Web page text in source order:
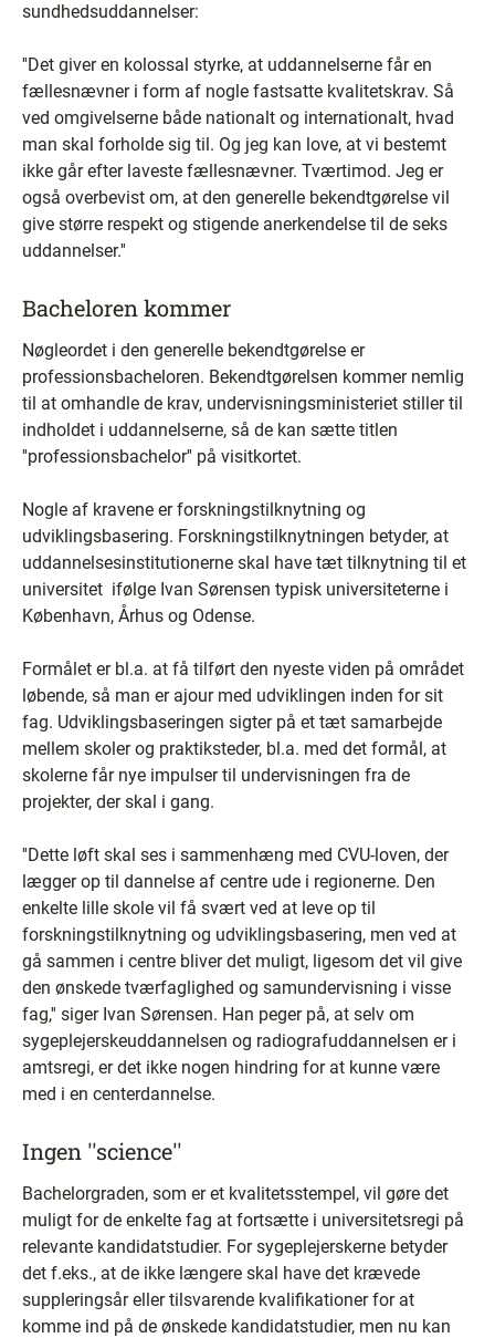
sundhedsuddannelser:
''Det giver en kolossal styrke, at uddannelserne får en
fællesnævner i form af nogle fastsatte kvalitetskrav. Så
ved omgivelserne både nationalt og internationalt, hvad
man skal forholde sig til. Og jeg kan love, at vi bestemt
ikke går efter laveste fællesnævner. Tværtimod. Jeg er
også overbevist om, at den generelle bekendtgørelse vil
give større respekt og stigende anerkendelse til de seks
uddannelser.''
Bacheloren kommer
Nøgleordet i den generelle bekendtgørelse er
professionsbacheloren. Bekendtgørelsen kommer nemlig
til at omhandle de krav, undervisningsministeriet stiller til
indholdet i uddannelserne, så de kan sætte titlen
''professionsbachelor'' på visitkortet.
Nogle af kravene er forskningstilknytning og
udviklingsbasering. Forskningstilknytningen betyder, at
uddannelsesinstitutionerne skal have tæt tilknytning til et
universitet ­ ifølge Ivan Sørensen typisk universiteterne i
København, Århus og Odense.
Formålet er bl.a. at få tilført den nyeste viden på området
løbende, så man er ajour med udviklingen inden for sit
fag. Udviklingsbaseringen sigter på et tæt samarbejde
mellem skoler og praktiksteder, bl.a. med det formål, at
skolerne får nye impulser til undervisningen fra de
projekter, der skal i gang.
''Dette løft skal ses i sammenhæng med CVU-loven, der
lægger op til dannelse af centre ude i regionerne. Den
enkelte lille skole vil få svært ved at leve op til
forskningstilknytning og udviklingsbasering, men ved at
gå sammen i centre bliver det muligt, ligesom det vil give
den ønskede tværfaglighed og samundervisning i visse
fag,'' siger Ivan Sørensen. Han peger på, at selv om
sygeplejerskeuddannelsen og radiografuddannelsen er i
amtsregi, er det ikke nogen hindring for at kunne være
med i en centerdannelse.
Ingen ''science''
Bachelorgraden, som er et kvalitetsstempel, vil gøre det
muligt for de enkelte fag at fortsætte i universitetsregi på
relevante kandidatstudier. For sygeplejerskerne betyder
det f.eks., at de ikke længere skal have det krævede
suppleringsår eller tilsvarende kvalifikationer for at
komme ind på de ønskede kandidatstudier, men nu kan